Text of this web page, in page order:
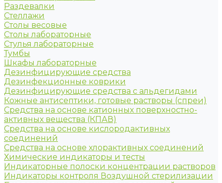
Раздевалки
Стеллажи
Столы весовые
Столы лабораторные
Стулья лабораторные
Тумбы
Шкафы лабораторные
Дезинфицирующие средства
Дезинфекционные коврики
Дезинфицирующие средства с альдегидами
Кожные антисептики, готовые растворы (спреи)
Средства на основе катионных поверхностно-
активных вещества (КПАВ)
Средства на основе кислородактивных
соединений
Средства на основе хлорактивных соединений
Химические индикаторы и тесты
Индикаторные полоски концентрации растворов
Индикаторы контроля Воздушной стерилизации